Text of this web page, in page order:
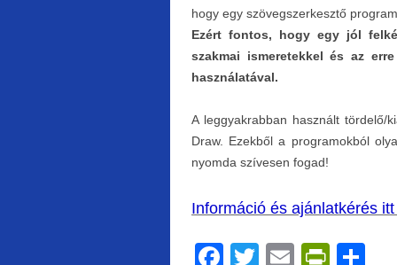
hogy egy szövegszerkesztő
Ezért fontos, hogy egy jól
szakmai ismeretekkel és az
használatával.
A leggyakrabban használt tördelő/
Draw. Ezekből a programokból
nyomda szívesen fogad!
Információ és ajánlatkérés
F T E Pr